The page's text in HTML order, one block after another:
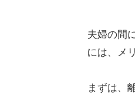
夫婦の間
には、メ
まずは、